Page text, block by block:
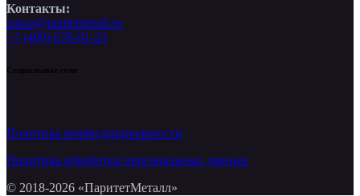
Контакты:
zakaz@paritetmetall.ru
+7 (499) 678-01-23
Социальные сети
Политика конфиденциальности
Политика обработки персональных данных
© 2018-2026 «ПаритетМеталл»